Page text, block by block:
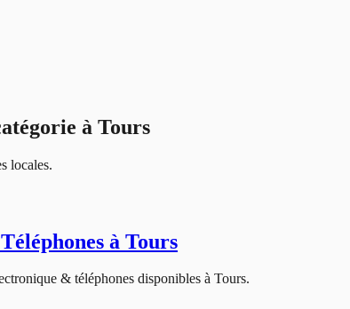
à Tours
locales.
à Tours
& téléphones disponibles à Tours.